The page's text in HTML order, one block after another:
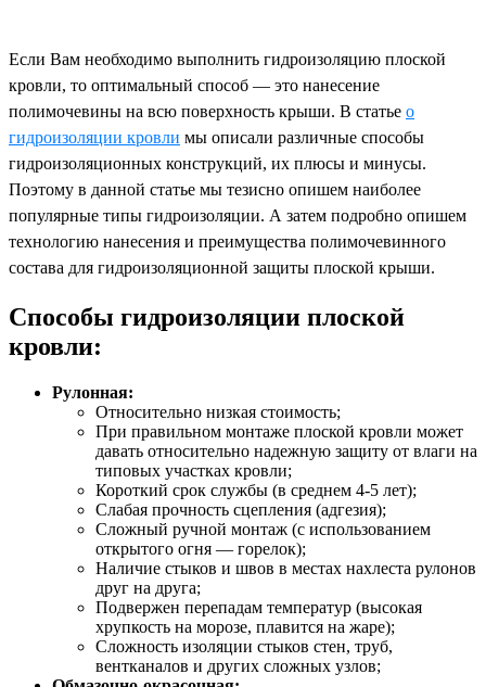
Если Вам необходимо выполнить гидроизоляцию плоской
кровли, то оптимальный способ — это нанесение
полимочевины на всю поверхность крыши. В статье о
гидроизоляции кровли мы описали различные способы
гидроизоляционных конструкций, их плюсы и минусы.
Поэтому в данной статье мы тезисно опишем наиболее
популярные типы гидроизоляции. А затем подробно опишем
технологию нанесения и преимущества полимочевинного
состава для гидроизоляционной защиты плоской крыши.
Способы гидроизоляции плоской
кровли:
Рулонная:
Относительно низкая стоимость;
При правильном монтаже плоской кровли может
давать относительно надежную защиту от влаги на
типовых участках кровли;
Короткий срок службы (в среднем 4-5 лет);
Слабая прочность сцепления (адгезия);
Сложный ручной монтаж (с использованием
открытого огня — горелок);
Наличие стыков и швов в местах нахлеста рулонов
друг на друга;
Подвержен перепадам температур (высокая
хрупкость на морозе, плавится на жаре);
Сложность изоляции стыков стен, труб,
вентканалов и других сложных узлов;